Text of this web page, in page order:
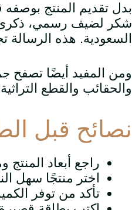
بدل تقديم المنتج
شكر لضيف رسمي، ذكرى
السعودية. هذه
ومن المفيد أيضًا تصفح
والحقائب والقطع
نصائح قبل
راجع أبعاد المنتج
اختر منتجًا سهل
تأكد من توفر